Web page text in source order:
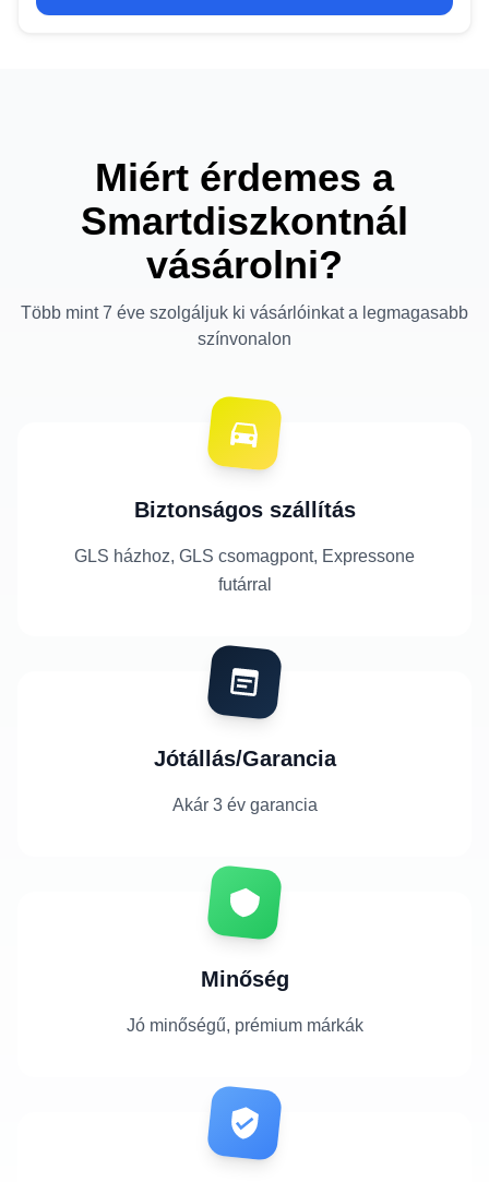
Miért érdemes a
Smartdiszkontnál
vásárolni?
Több mint 7 éve szolgáljuk ki vásárlóinkat a legmagasabb
színvonalon
Biztonságos szállítás
GLS házhoz, GLS csomagpont, Expressone
futárral
Jótállás/Garancia
Akár 3 év garancia
Minőség
Jó minőségű, prémium márkák